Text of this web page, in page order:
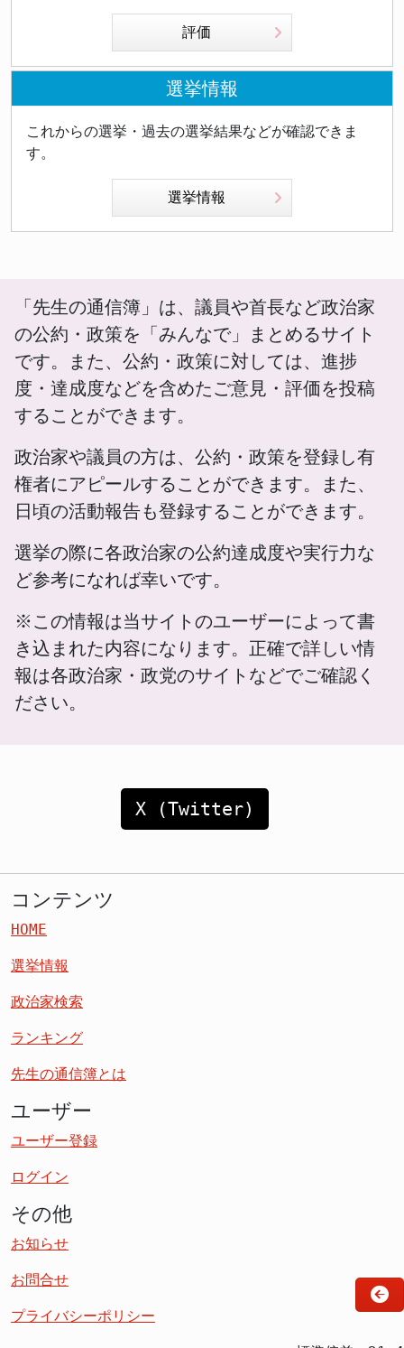
評価
選挙情報
これからの選挙・過去の選挙結果などが確認できま
す。
選挙情報
「先生の通信簿」は、議員や首長など政治家
の公約・政策を「みんなで」まとめるサイト
です。また、公約・政策に対しては、進捗
度・達成度などを含めたご意見・評価を投稿
することができます。
政治家や議員の方は、公約・政策を登録し有
権者にアピールすることができます。また、
日頃の活動報告も登録することができます。
選挙の際に各政治家の公約達成度や実行力な
ど参考になれば幸いです。
※この情報は当サイトのユーザーによって書
き込まれた内容になります。正確で詳しい情
報は各政治家・政党のサイトなどでご確認く
ださい。
X (Twitter)
コンテンツ
HOME
選挙情報
政治家検索
ランキング
先生の通信簿とは
ユーザー
ユーザー登録
ログイン
その他
お知らせ
お問合せ
プライバシーポリシー